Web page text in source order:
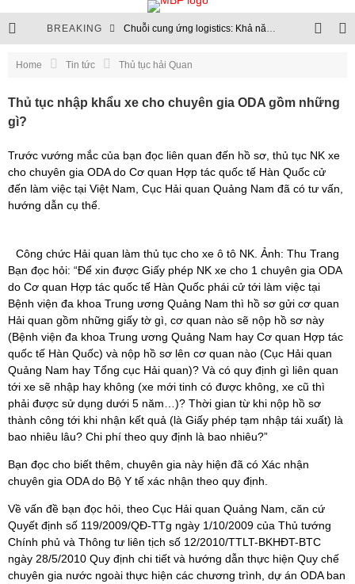
BREAKING Chuỗi cung ứng logistics: Khả năng chống chịu trở thành chuẩn mực mới
Home Tin tức Thủ tục hải Quan
Thủ tục nhập khẩu xe cho chuyên gia ODA gồm những
gì?
Trước vướng mắc của bạn đọc liên quan đến hồ sơ, thủ tục NK xe
cho chuyên gia ODA do Cơ quan Hợp tác quốc tế Hàn Quốc cử
đến làm việc tại Việt Nam, Cục Hải quan Quảng Nam đã có tư vấn,
hướng dẫn cụ thể.
Công chức Hải quan làm thủ tục cho xe ô tô NK. Ảnh: Thu Trang
Bạn đọc hỏi: “Để xin được Giấy phép NK xe cho 1 chuyên gia ODA
do Cơ quan Hợp tác quốc tế Hàn Quốc phái cử tới làm việc tại
Bệnh viện đa khoa Trung ương Quảng Nam thì hồ sơ gửi cơ quan
Hải quan gồm những giấy tờ gì, cơ quan nào sẽ nộp hồ sơ này
(Bệnh viện đa khoa Trung ương Quảng Nam hay Cơ quan Hợp tác
quốc tế Hàn Quốc) và nộp hồ sơ lên cơ quan nào (Cục Hải quan
Quảng Nam hay Tổng cục Hải quan)? Và có quy định gì liên quan
tới xe sẽ nhập hay không (xe mới tinh có được không, xe cũ thì
phải được sử dụng dưới 5 năm…)? Thời gian từ khi nộp hồ sơ
thành công tới khi nhận kết quả (là Giấy phép tạm nhập tái xuất) là
bao nhiêu lâu? Chi phí theo quy định là bao nhiêu?”
Bạn đọc cho biết thêm, chuyên gia này hiện đã có Xác nhận
chuyên gia ODA do Bộ Y tế xác nhận theo quy định.
Về vấn đề bạn đọc hỏi, theo Cục Hải quan Quảng Nam, căn cứ
Quyết định số 119/2009/QĐ-TTg ngày 1/10/2009 của Thủ tướng
Chính phủ và Thông tư liên tịch số 12/2010/TTLT-BKHĐT-BTC
ngày 28/5/2010 Quy định chi tiết và hướng dẫn thực hiện Quy chế
chuyên gia nước ngoài thực hiện các chương trình, dự án ODA ban